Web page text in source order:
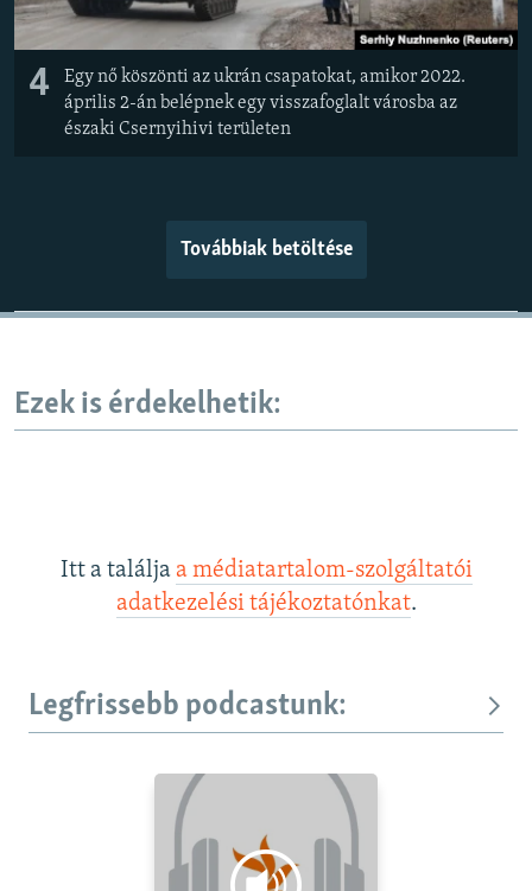
4
Egy nő köszönti az ukrán csapatokat, amikor 2022.
április 2-án belépnek egy visszafoglalt városba az
északi Csernyihivi területen
Továbbiak betöltése
Ezek is érdekelhetik:
Itt a találja a médiatartalom-szolgáltatói
adatkezelési tájékoztatónkat.
Legfrissebb podcastunk: